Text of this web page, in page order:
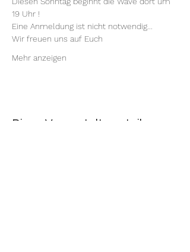
19 Uhr !
Eine Anmeldung ist nicht notwendig...
Wir freuen uns auf Euch
Mehr anzeigen
Diese Veranstaltung teilen